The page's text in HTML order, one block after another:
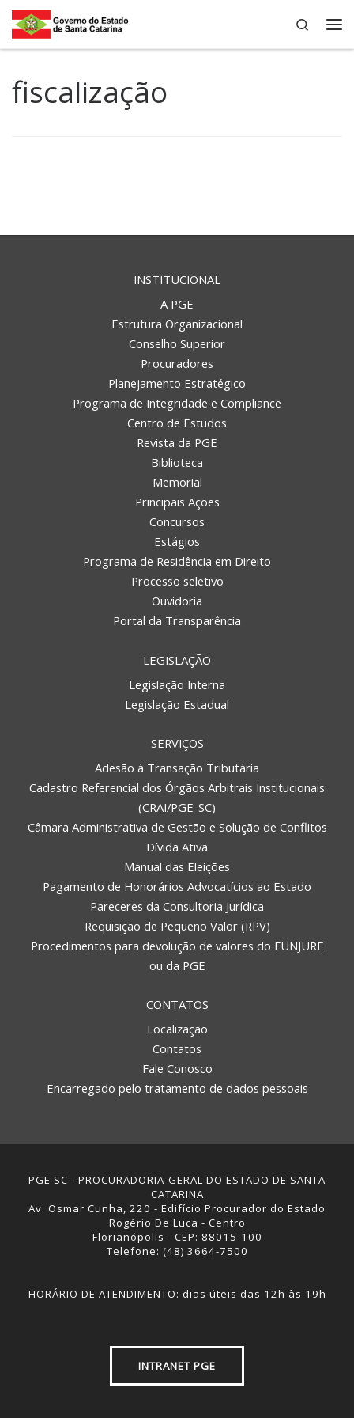
Skip to content
Search
fiscalização
INSTITUCIONAL
A PGE
Estrutura Organizacional
Conselho Superior
Procuradores
Planejamento Estratégico
Programa de Integridade e Compliance
Centro de Estudos
Revista da PGE
Biblioteca
Memorial
Principais Ações
Concursos
Estágios
Programa de Residência em Direito
Processo seletivo
Ouvidoria
Portal da Transparência
LEGISLAÇÃO
Legislação Interna
Legislação Estadual
SERVIÇOS
Adesão à Transação Tributária
Cadastro Referencial dos Órgãos Arbitrais Institucionais
(CRAI/PGE-SC)
Câmara Administrativa de Gestão e Solução de Conflitos
Dívida Ativa
Manual das Eleições
Pagamento de Honorários Advocatícios ao Estado
Pareceres da Consultoria Jurídica
Requisição de Pequeno Valor (RPV)
Procedimentos para devolução de valores do FUNJURE
ou da PGE
CONTATOS
Localização
Contatos
Fale Conosco
Encarregado pelo tratamento de dados pessoais
PGE SC - PROCURADORIA-GERAL DO ESTADO DE SANTA
CATARINA
Av. Osmar Cunha, 220 - Edifício Procurador do Estado
Rogério De Luca - Centro
Florianópolis - CEP: 88015-100
Telefone: (48) 3664-7500
HORÁRIO DE ATENDIMENTO: dias úteis das 12h às 19h
INTRANET PGE